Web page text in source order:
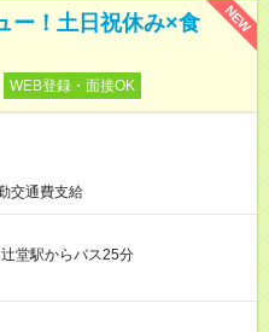
NEW
ー！土日祝休み×食
WEB登録・面接OK
交通費支給
辻堂駅からバス25分